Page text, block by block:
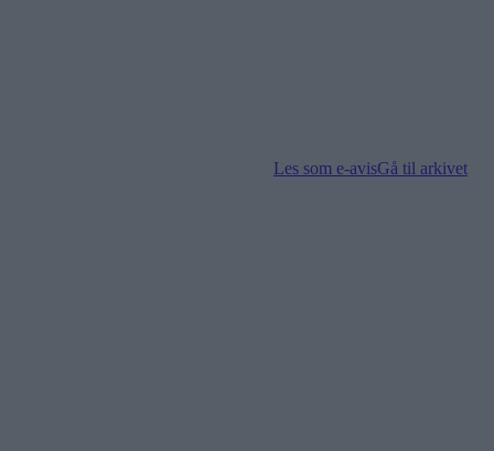
Les som e-avisGå til arkivet